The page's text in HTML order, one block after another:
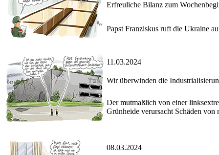
Erfreuliche Bilanz zum
Papst Franziskus ruft die Ukraine
11.03.2024
Wir überwinden die
Der mutmaßlich von einer
Grünheide verursacht Schäden
08.03.2024